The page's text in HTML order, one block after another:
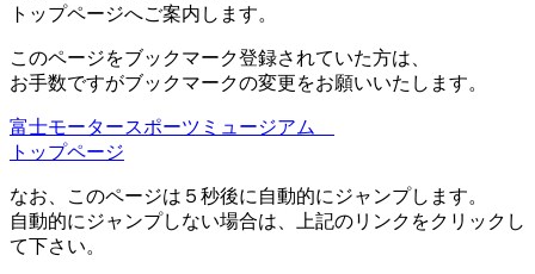
トップページへご案内します。
このページをブックマーク登録されていた方は、
お手数ですがブックマークの変更をお願いいたします。
富士モータースポーツミュージアム
トップページ
なお、このページは５秒後に自動的にジャンプします。
自動的にジャンプしない場合は、上記のリンクをクリックし
て下さい。